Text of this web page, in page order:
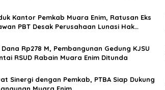
Kantor Pemkab Muara Enim, Ratusan Eks
PBT Desak Perusahaan Lunasi Hak
Dana Rp278 M, Pembangunan Gedung KJSU
RSUD Rabain Muara Enim Ditunda
Sinergi dengan Pemkab, PTBA Siap Dukung
Muara Enim